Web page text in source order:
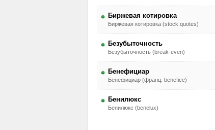
Биржевая котировка
Биржевая котировка (stock quotes)
Безубыточность
Безубыточность (break-even)
Бенефициар
Бенефициар (франц. benefice)
Бенилюкс
Бенилюкс (benelux)